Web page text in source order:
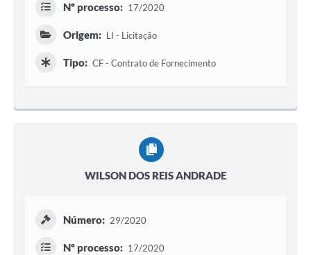
Nº processo: 17/2020
Origem: LI - Licitação
Tipo: CF - Contrato de Fornecimento
WILSON DOS REIS ANDRADE
Número: 29/2020
Nº processo: 17/2020